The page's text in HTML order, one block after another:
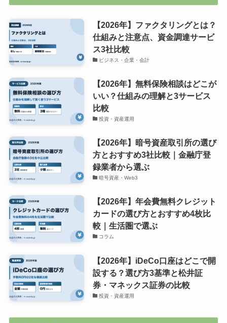
【2026年】ファクタリングとは？
仕組みと注意点、資金調達サービ
ス3社比較
ビジネス・企業・会計
【2026年】無料保険相談はどこが
いい？仕組みの理解と3サービス
比較
投資・資産運用
【2026年】暗号資産取引所の選び
方とおすすめ3社比較｜金融庁登
録業者から選ぶ
暗号資産・Web3
【2026年】年会費無料クレジット
カードの選び方とおすすめ4枚比
較｜生活圏で選ぶ
コラム
【2026年】iDeCo口座はどこで開
設する？選び方3基準と松井証
券・マネックス証券の比較
投資・資産運用